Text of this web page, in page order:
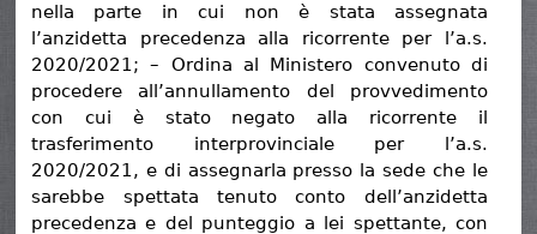
nella parte in cui non è stata assegnata
l’anzidetta precedenza alla ricorrente per l’a.s.
2020/2021; – Ordina al Ministero convenuto di
procedere all’annullamento del provvedimento
con cui è stato negato alla ricorrente il
trasferimento interprovinciale per l’a.s.
2020/2021, e di assegnarla presso la sede che le
sarebbe spettata tenuto conto dell’anzidetta
precedenza e del punteggio a lei spettante, con